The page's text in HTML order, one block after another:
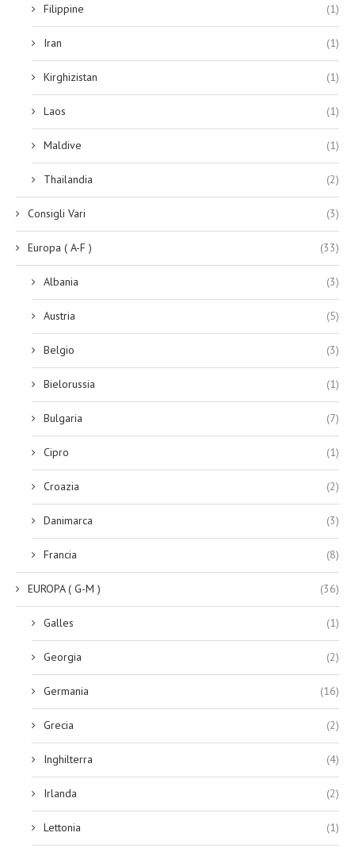
Filippine (1)
Iran (1)
Kirghizistan (1)
Laos (1)
Maldive (1)
Thailandia (2)
Consigli Vari (3)
Europa ( A-F ) (33)
Albania (3)
Austria (5)
Belgio (3)
Bielorussia (1)
Bulgaria (7)
Cipro (1)
Croazia (2)
Danimarca (3)
Francia (8)
EUROPA ( G-M ) (36)
Galles (1)
Georgia (2)
Germania (16)
Grecia (2)
Inghilterra (4)
Irlanda (2)
Lettonia (1)